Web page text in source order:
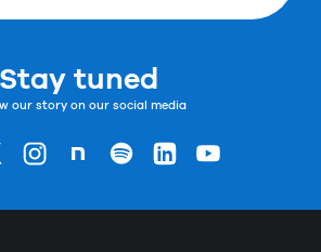
Stay tuned
our story on our social media
の の
ページ
Goodpatchの
ページGoodpatchの
ページ
Goodpatchの
ページ
Goodpatchの
ページ
Goodpatchの